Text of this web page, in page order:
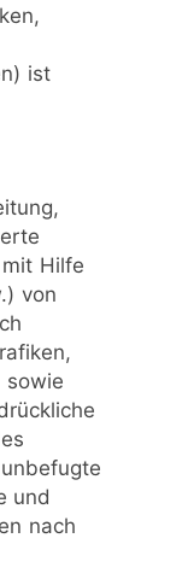
ist
Hilfe
von
sowie
und
nach